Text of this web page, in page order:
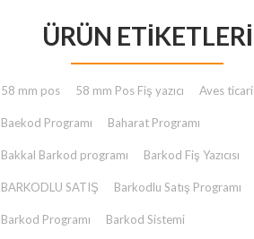
₺ 23.000,00.fiyat:
₺ 2.000,00.
ÜRÜN ETIKETLERI
58 mm pos 58 mm Pos Fiş yazıcı Aves ticari
Baekod Programı Baharat Programı
Bakkal Barkod programı Barkod Fiş Yazıcısı
BARKODLU SATIŞ Barkodlu Satış Programı
Barkod Programı Barkod Sistemi